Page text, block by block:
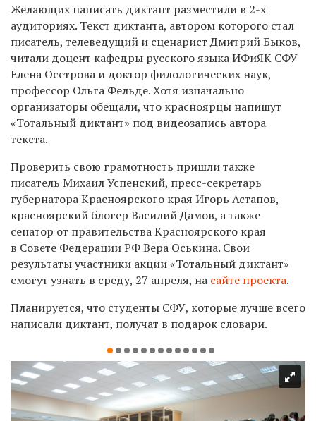
Желающих написать диктант разместили в 2-х
аудиториях. Текст диктанта, автором которого стал
писатель, телеведущий и сценарист Дмитрий Быков,
читали доцент кафедры русского языка ИФиЯК СФУ
Елена Осетрова и доктор филологических наук,
профессор Ольга Фельде. Хотя изначально
организаторы обещали, что красноярцы напишут
«Тотальный диктант» под видеозапись автора
текста.
Проверить свою грамотность пришли также
писатель Михаил Успенский, пресс-секретарь
губернатора Красноярского края Игорь Астапов,
красноярский блогер Василий Дамов, а также
сенатор от правительства Красноярского края
в Совете Федерации РФ Вера Оськина. Свои
результаты участники акции «Тотальный диктант»
смогут узнать в среду, 27 апреля, на сайте проекта.
Планируется, что студенты СФУ, которые лучше всего
написали диктант, получат в подарок словари.